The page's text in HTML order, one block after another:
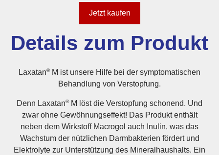
Jetzt kaufen
Details zum Produkt
Laxatan®M ist unsere Hilfe bei der symptomatischen
Behandlung von Verstopfung.
Denn Laxatan®M löst die Verstopfung schonend. Und
zwar ohne Gewöhnungseffekt! Das Produkt enthält
neben dem Wirkstoff Macrogol auch Inulin, was das
Wachstum der nützlichen Darmbakterien fördert und
Elektrolyte zur Unterstützung des Mineralhaushalts. Ein